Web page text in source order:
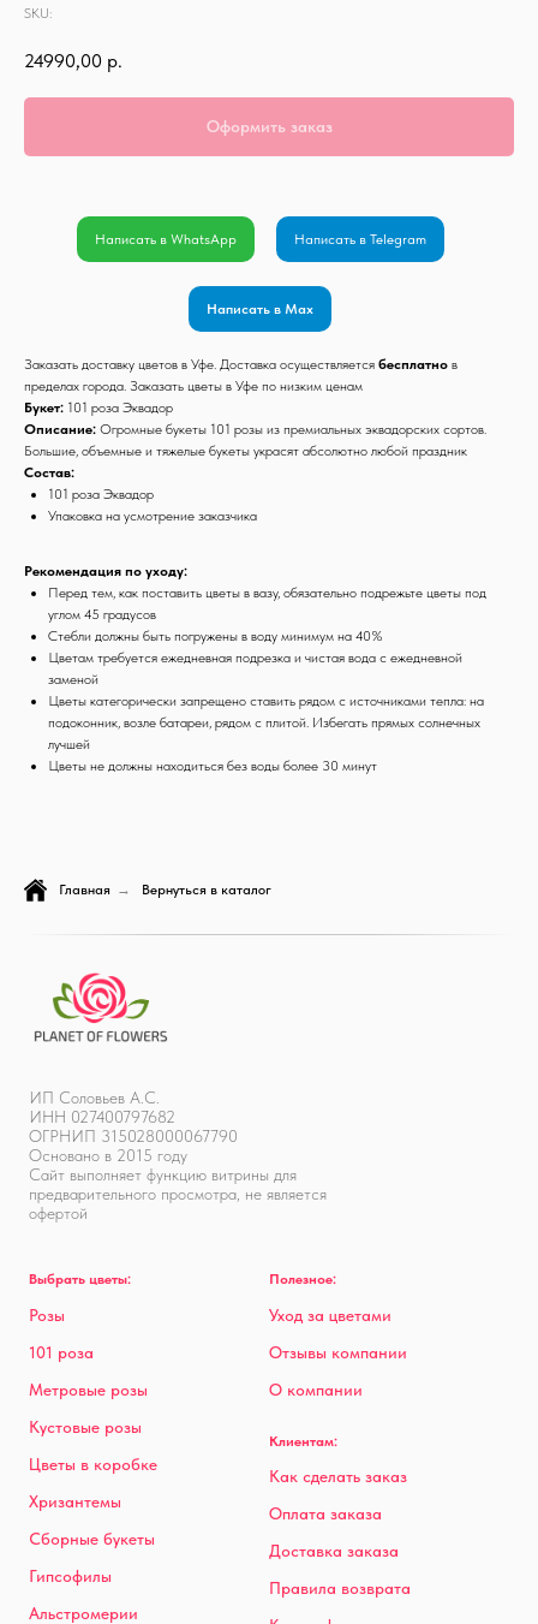
SKU:
24990,00 р.
Оформить заказ
Написать в WhatsApp Написать в Telegram
Написать в Max
Заказать доставку цветов в Уфе. Доставка осуществляется бесплатно в
пределах города. Заказать цветы в Уфе по низким ценам
Букет: 101 роза Эквадор
Описание: Огромные букеты 101 розы из премиальных эквадорских сортов.
Большие, объемные и тяжелые букеты украсят абсолютно любой праздник
Состав:
101 роза Эквадор
Упаковка на усмотрение заказчика
Рекомендация по уходу:
Перед тем, как поставить цветы в вазу, обязательно подрежьте цветы под
углом 45 градусов
Стебли должны быть погружены в воду минимум на 40%
Цветам требуется ежедневная подрезка и чистая вода с ежедневной
заменой
Цветы категорически запрещено ставить рядом с источниками тепла: на
подоконник, возле батареи, рядом с плитой. Избегать прямых солнечных
лучшей
Цветы не должны находиться без воды более 30 минут
Главная → Вернуться в каталог
ИП Соловьев А.С.
ИНН 027400797682
ОГРНИП 315028000067790
Основано в 2015 году
Сайт выполняет функцию витрины для
предварительного просмотра, не является
офертой
Выбрать цветы:
Розы
101 роза
Метровые розы
Кустовые розы
Цветы в коробке
Хризантемы
Сборные букеты
Гипсофилы
Альстромерии
Полезное:
Уход за цветами
Отзывы компании
О компании
Клиентам:
Как сделать заказ
Оплата заказа
Доставка заказа
Правила возврата